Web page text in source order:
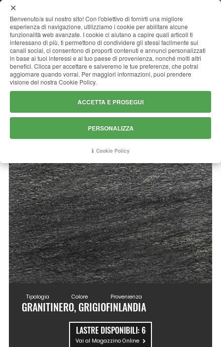
DIAMOND FALL
Tipologia
GRANITI
Colore
NERO, GRIGIO
Provenienza
FINLANDIA
LASTRE DISPONIBILI:6
Vai al Magazzino Online
Benvenuto/a sul nostro sito! Con l'obiettivo di fornirti una migliore
esperienza di navigazione, utilizziamo i cookie per abilitare alcune
funzionalità web avanzate. I cookie ci aiutano a capire quali articoli ti
interessano di più, ti permettono di condividere gli stessi facilmente sui
canali social, ci consentono di proporti contenuti e annunci personalizzati
in base ai tuoi interessi e al tuo paese di provenienza, nonché molti altri
benefici. Clicca per accettare e salveremo le tue preferenze, che potrai
aggiornare quando vorrai. Per maggiori informazioni, puoi prendere
visione del nostra Cookie Policy.
ACCETTA E PROSEGUI
PERSONALIZZA
Cookie Policy